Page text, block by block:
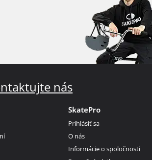
nás
SkatePro
Prihlásiť sa
O nás
Informácie o spoločnosti